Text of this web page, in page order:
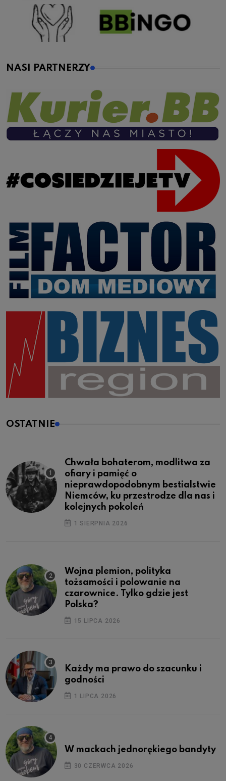
NASI PARTNERZY
OSTATNIE
Chwała bohaterom, modlitwa za
ofiary i pamięć o
nieprawdopodobnym bestialstwie
Niemców, ku przestrodze dla nas i
kolejnych pokoleń
1 SIERPNIA 2026
Wojna plemion, polityka
tożsamości i polowanie na
czarownice. Tylko gdzie jest
Polska?
15 LIPCA 2026
Każdy ma prawo do szacunku i
godności
1 LIPCA 2026
W mackach jednorękiego bandyty
30 CZERWCA 2026